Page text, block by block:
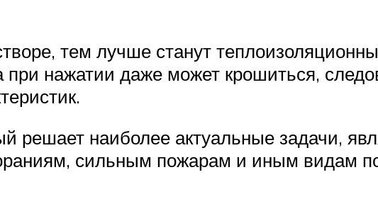
тем лучше станут
нажатии даже может крошиться,
решает наиболее актуальные задачи,
сильным пожарам и иным видам